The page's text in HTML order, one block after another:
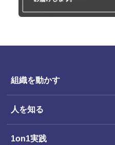
組織を動かす
人を知る
1on1実践